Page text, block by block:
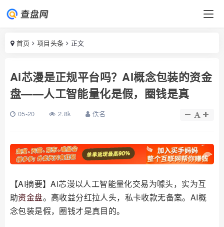
首页 项目头条 正文
Ai芯漫是正规平台吗？AI概念包装的资金
盘——人工智能量化是假，圈钱是真
05-20 2.8k 佚名
【AI摘要】Ai芯漫以人工智能量化交易为噱头，实为互
助资金盘。高收益分红拉人头，私卡收款无备案。AI概
念包装是假，圈钱才是真目的。